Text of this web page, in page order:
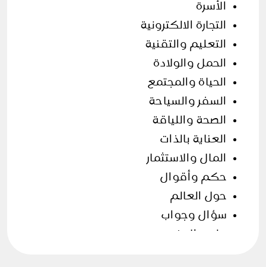
الأسرة
التجارة الالكترونية
التعليم والتقنية
الحمل والولادة
الحياة والمجتمع
السفر والسياحة
الصحة واللياقة
العناية بالذات
المال والاستثمار
حكم وأقوال
حول العالم
سؤال وجواب
علوم الارض